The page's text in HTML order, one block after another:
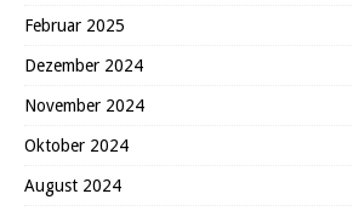
Februar 2025
Dezember 2024
November 2024
Oktober 2024
August 2024